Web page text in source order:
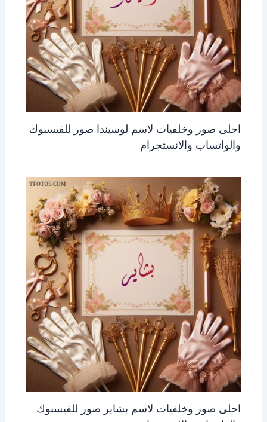
احلى صور وخلفيات لاسم لوسيندا صور للفيسبوك
والواتساب والانستجرام
احلى صور وخلفيات لاسم بشاير صور للفيسبوك